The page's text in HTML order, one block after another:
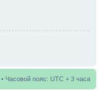
• Часовой пояс: UTC + 3 часа